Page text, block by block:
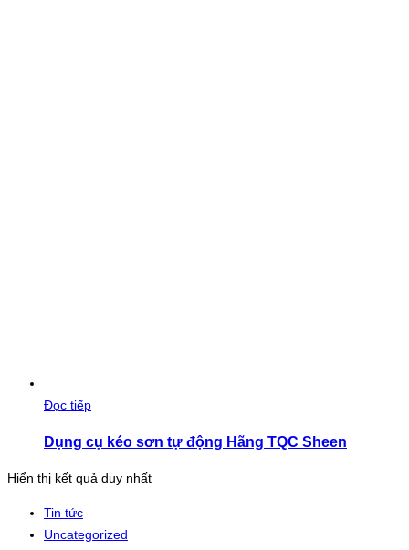
Đọc tiếp
Dụng cụ kéo sơn tự động Hãng TQC Sheen
Hiển thị kết quả duy nhất
Tin tức
Uncategorized